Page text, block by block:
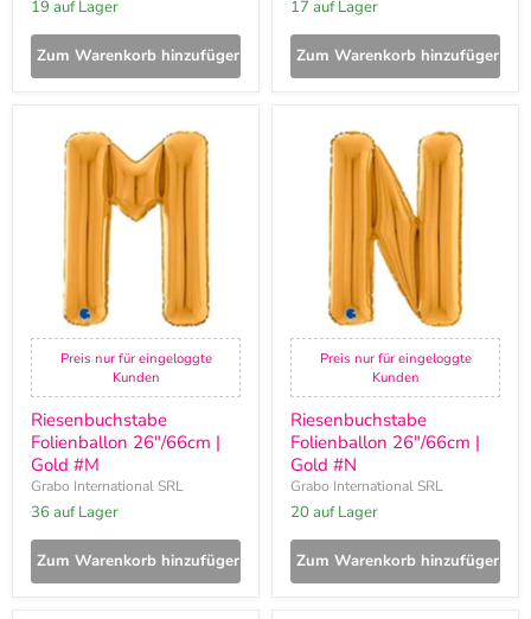
19 auf Lager
Zum Warenkorb hinzufügen
17 auf Lager
Zum Warenkorb hinzufügen
Riesenbuchstabe
Folienballon
26"/66cm
Preis nur für eingeloggte
Kunden
Riesenbuchstabe
Folienballon 26"/66cm |
Gold #M
Grabo International SRL
36 auf Lager
Zum Warenkorb hinzufügen
Riesenbuchstabe
Folienballon
26"/66cm
Preis nur für eingeloggte
Kunden
Riesenbuchstabe
Folienballon 26"/66cm |
Gold #N
Grabo International SRL
20 auf Lager
Zum Warenkorb hinzufügen